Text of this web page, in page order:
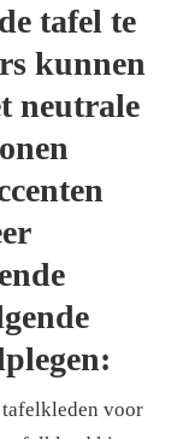
tafel te
kunnen
neutrale
voor